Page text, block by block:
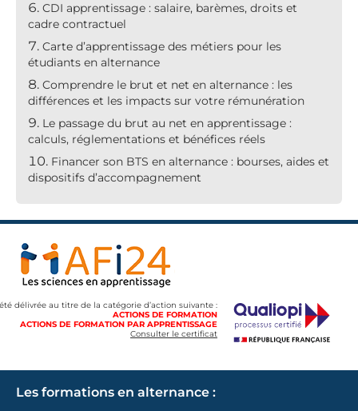
CDI apprentissage : salaire, barèmes, droits et
cadre contractuel
Carte d’apprentissage des métiers pour les
étudiants en alternance
Comprendre le brut et net en alternance : les
différences et les impacts sur votre rémunération
Le passage du brut au net en apprentissage :
calculs, réglementations et bénéfices réels
Financer son BTS en alternance : bourses, aides et
dispositifs d’accompagnement
délivrée au titre de la catégorie d’action suivante :
ACTIONS DE FORMATION
ACTIONS DE FORMATION PAR APPRENTISSAGE
Consulter le certificat
Les formations en alternance :